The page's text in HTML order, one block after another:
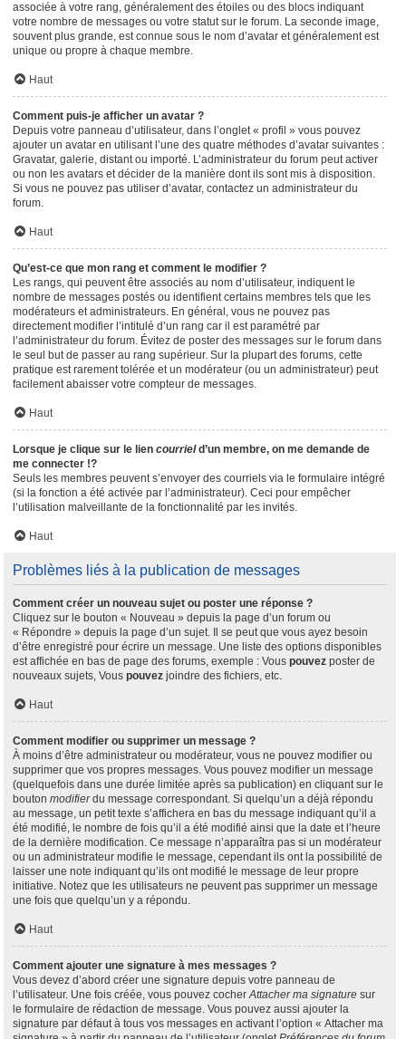
associée à votre rang, généralement des étoiles ou des blocs indiquant
votre nombre de messages ou votre statut sur le forum. La seconde image,
souvent plus grande, est connue sous le nom d’avatar et généralement est
unique ou propre à chaque membre.
Haut
Comment puis-je afficher un avatar ?
Depuis votre panneau d’utilisateur, dans l’onglet « profil » vous pouvez
ajouter un avatar en utilisant l’une des quatre méthodes d’avatar suivantes :
Gravatar, galerie, distant ou importé. L’administrateur du forum peut activer
ou non les avatars et décider de la manière dont ils sont mis à disposition.
Si vous ne pouvez pas utiliser d’avatar, contactez un administrateur du
forum.
Haut
Qu’est-ce que mon rang et comment le modifier ?
Les rangs, qui peuvent être associés au nom d’utilisateur, indiquent le
nombre de messages postés ou identifient certains membres tels que les
modérateurs et administrateurs. En général, vous ne pouvez pas
directement modifier l’intitulé d’un rang car il est paramétré par
l’administrateur du forum. Évitez de poster des messages sur le forum dans
le seul but de passer au rang supérieur. Sur la plupart des forums, cette
pratique est rarement tolérée et un modérateur (ou un administrateur) peut
facilement abaisser votre compteur de messages.
Haut
Lorsque je clique sur le lien courrield’un membre, on me demande de
me connecter !?
Seuls les membres peuvent s’envoyer des courriels via le formulaire intégré
(si la fonction a été activée par l’administrateur). Ceci pour empêcher
l’utilisation malveillante de la fonctionnalité par les invités.
Haut
Problèmes liés à la publication de messages
Comment créer un nouveau sujet ou poster une réponse ?
Cliquez sur le bouton « Nouveau » depuis la page d’un forum ou
« Répondre » depuis la page d’un sujet. Il se peut que vous ayez besoin
d’être enregistré pour écrire un message. Une liste des options disponibles
est affichée en bas de page des forums, exemple : Vous pouvez poster de
nouveaux sujets, Vous pouvez joindre des fichiers, etc.
Haut
Comment modifier ou supprimer un message ?
À moins d’être administrateur ou modérateur, vous ne pouvez modifier ou
supprimer que vos propres messages. Vous pouvez modifier un message
(quelquefois dans une durée limitée après sa publication) en cliquant sur le
bouton modifierdu message correspondant. Si quelqu’un a déjà répondu
au message, un petit texte s’affichera en bas du message indiquant qu’il a
été modifié, le nombre de fois qu’il a été modifié ainsi que la date et l’heure
de la dernière modification. Ce message n’apparaîtra pas si un modérateur
ou un administrateur modifie le message, cependant ils ont la possibilité de
laisser une note indiquant qu’ils ont modifié le message de leur propre
initiative. Notez que les utilisateurs ne peuvent pas supprimer un message
une fois que quelqu’un y a répondu.
Haut
Comment ajouter une signature à mes messages ?
Vous devez d’abord créer une signature depuis votre panneau de
l’utilisateur. Une fois créée, vous pouvez cocherAttacher ma signature sur
le formulaire de rédaction de message. Vous pouvez aussi ajouter la
signature par défaut à tous vos messages en activant l’option « Attacher ma